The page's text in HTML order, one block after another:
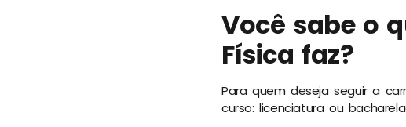
Você sabe o
Física faz?
Para quem deseja seguir a
curso: licenciatura ou